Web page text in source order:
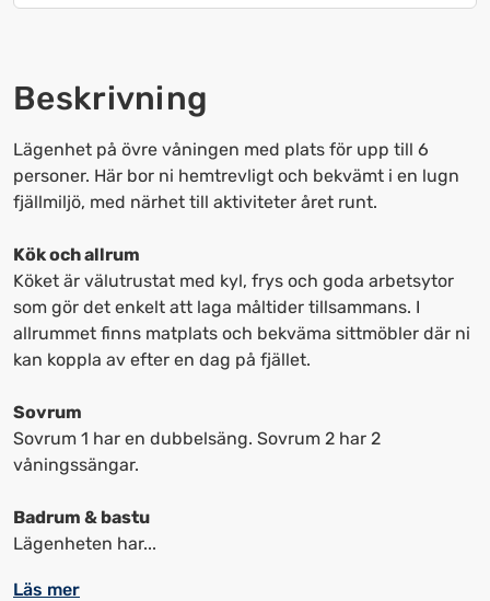
välja
Tryck
på
frågetecknet
för
att
upp
kortkommandon
för
att
ändra
välja
frågetecknet
för
att
kortkommandon
för
att
ändra
Beskrivning
Lägenhet på övre våningen med plats för upp till 6
personer. Här bor ni hemtrevligt och bekvämt i en lugn
fjällmiljö, med närhet till aktiviteter året runt.
Kök och allrum
Köket är välutrustat med kyl, frys och goda arbetsytor
som gör det enkelt att laga måltider tillsammans. I
allrummet finns matplats och bekväma sittmöbler där ni
kan koppla av efter en dag på fjället.
Sovrum
Sovrum 1 har en dubbelsäng. Sovrum 2 har 2
våningssängar.
Badrum & bastu
Lägenheten har...
Läs mer